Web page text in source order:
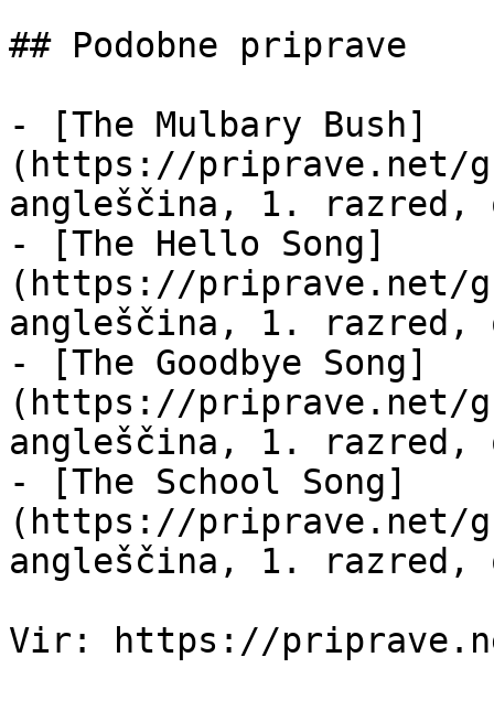
## Podobne priprave
- [The Mulbary Bush]
(https://priprave.net/
angleščina, 1. razred,
- [The Hello Song]
(https://priprave.net/
angleščina, 1. razred,
- [The Goodbye Song]
(https://priprave.net/
angleščina, 1. razred,
- [The School Song]
(https://priprave.net/
angleščina, 1. razred,